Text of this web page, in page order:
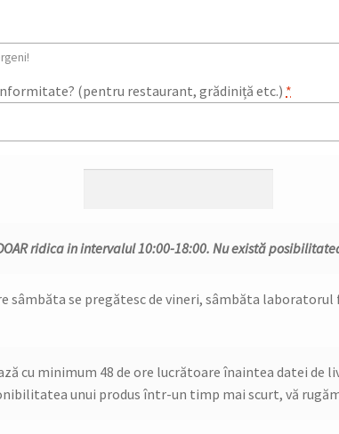
(pentru restaurant, grădiniță etc.) *
ridica in intervalul 10:00-18:00. Nu există
sâmbăta se pregătesc de vineri, sâmbăta
cu minimum 48 de ore lucrătoare înaintea datei
unui produs într-un timp mai scurt, vă